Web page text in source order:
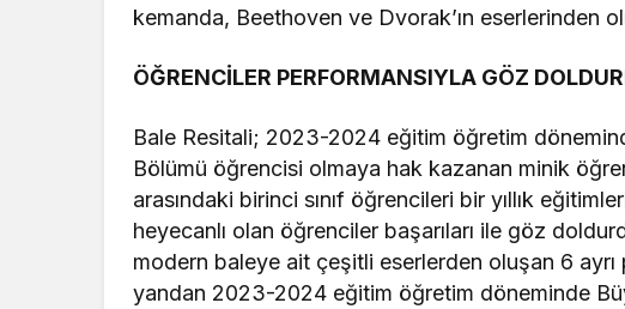
kemanda, Beethoven ve Dvorak’ın eserlerinden
ÖĞRENCİLER PERFORMANSIYLA GÖZ
Bale Resitali; 2023-2024 eğitim öğretim
Bölümü öğrencisi olmaya hak kazanan minik
arasındaki birinci sınıf öğrencileri bir yıllık
heyecanlı olan öğrenciler başarıları ile göz
modern baleye ait çeşitli eserlerden oluşan 6
yandan 2023-2024 eğitim öğretim döneminde